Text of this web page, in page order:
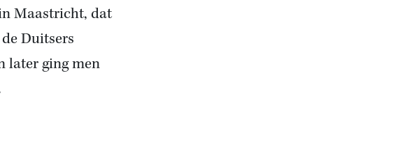
Maastricht, dat
Duitsers
later ging men